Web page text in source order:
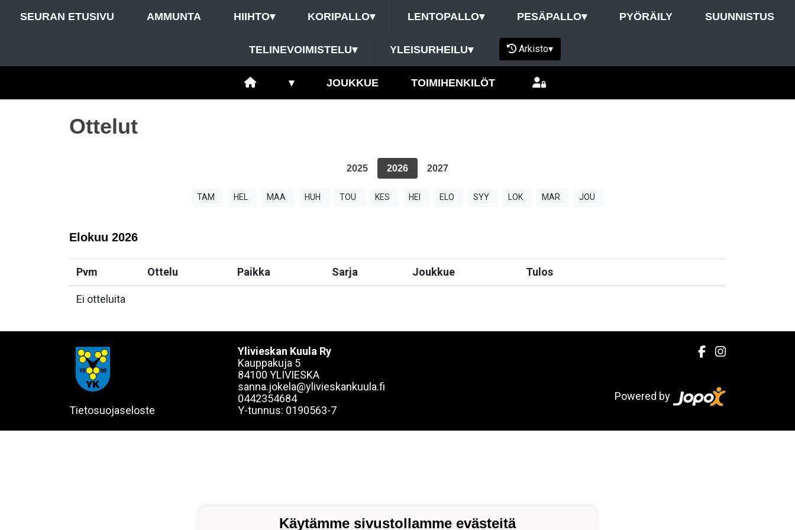
SEURAN ETUSIVU AMMUNTA HIIHTO▾ KORIPALLO▾ LENTOPALLO▾ PESÄPALLO▾ PYÖRÄILY SUUNNISTUS
TELINEVOIMISTELU▾ YLEISURHEILU▾ Arkisto▾
▾ JOUKKUE TOIMIHENKILÖT
Ottelut
2025 2026 2027
TAM HEL MAA HUH TOU KES HEI ELO SYY LOK MAR JOU
Elokuu 2026
Pvm Ottelu Paikka Sarja Joukkue Tulos
Ei otteluita
Tietosuojaseloste
Ylivieskan Kuula Ry
Kauppakuja 5
84100 YLIVIESKA
sanna.jokela@ylivieskankuula.fi
0442354684
Y-tunnus: 0190563-7
Powered by
Käytämme sivustollamme evästeitä